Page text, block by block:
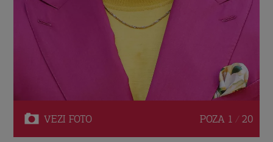
VEZI FOTO POZA 1 / 20